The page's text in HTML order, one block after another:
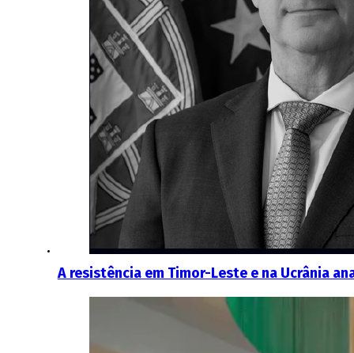
A resistência em Timor-Leste e na Ucrânia